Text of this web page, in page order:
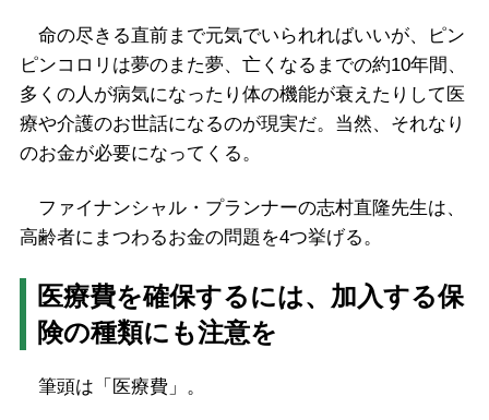
命の尽きる直前まで元気でいられればいいが、ピン
ピンコロリは夢のまた夢、亡くなるまでの約10年間、
多くの人が病気になったり体の機能が衰えたりして医
療や介護のお世話になるのが現実だ。当然、それなり
のお金が必要になってくる。
ファイナンシャル・プランナーの志村直隆先生は、
高齢者にまつわるお金の問題を4つ挙げる。
医療費を確保するには、加入する保
険の種類にも注意を
筆頭は「医療費」。